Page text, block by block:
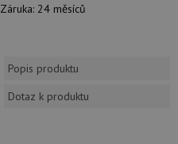
Záruka: 24 měsíců
Popis produktu
Dotaz k produktu